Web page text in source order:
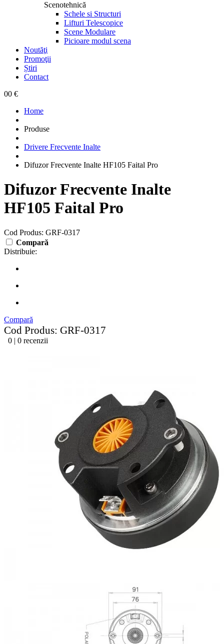
Scenotehnică
Schele si Structuri
Lifturi Telescopice
Scene Modulare
Picioare modul scena
Noutăţi
Promoţii
Știri
Contact
00 €
Home
Produse
Drivere Frecvente Inalte
Difuzor Frecvente Inalte HF105 Faital Pro
Difuzor Frecvente Inalte
HF105 Faital Pro
Cod Produs: GRF-0317
Compară
Distribuie:
Compară
Cod Produs: GRF-0317
0 | 0 recenzii